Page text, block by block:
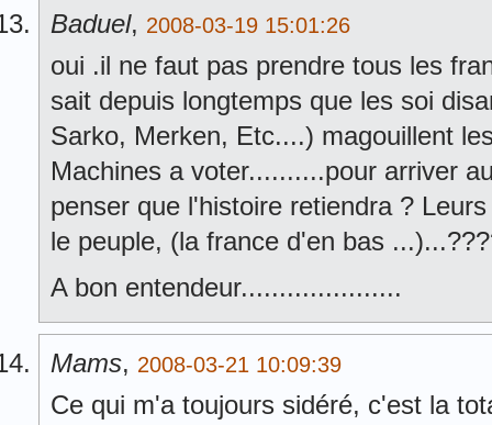
Baduel, 2008-03-19 15:01:26
oui .il ne faut pas prendre tous les
sait depuis longtemps que les soi
Sarko, Merken, Etc....) magouillent
Machines a voter..........pour arriver
penser que l'histoire retiendra ?
le peuple, (la france d'en bas
A bon entendeur.....................
Mams, 2008-03-21 10:09:39
Ce qui m'a toujours sidéré, c'est la